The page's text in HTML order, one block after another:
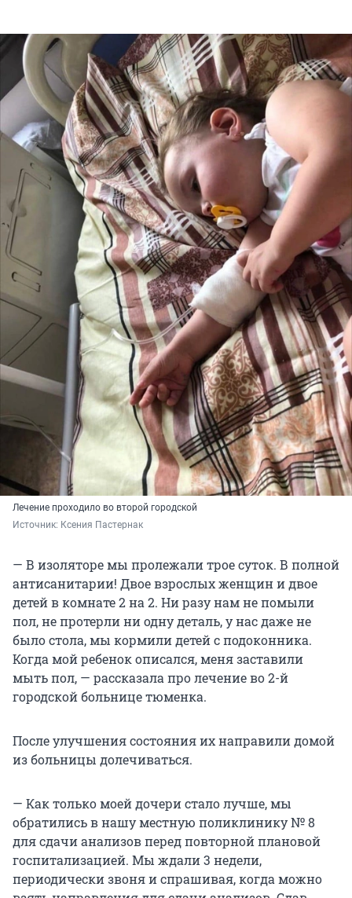
Лечение проходило во второй городской
Источник: Ксения Пастернак
— В изоляторе мы пролежали трое суток. В полной
антисанитарии! Двое взрослых женщин и двое
детей в комнате 2 на 2. Ни разу нам не помыли
пол, не протерли ни одну деталь, у нас даже не
было стола, мы кормили детей с подоконника.
Когда мой ребенок описался, меня заставили
мыть пол, — рассказала про лечение во 2-й
городской больнице тюменка.
После улучшения состояния их направили домой
из больницы долечиваться.
— Как только моей дочери стало лучше, мы
обратились в нашу местную поликлинику № 8
для сдачи анализов перед повторной плановой
госпитализацией. Мы ждали 3 недели,
периодически звоня и спрашивая, когда можно